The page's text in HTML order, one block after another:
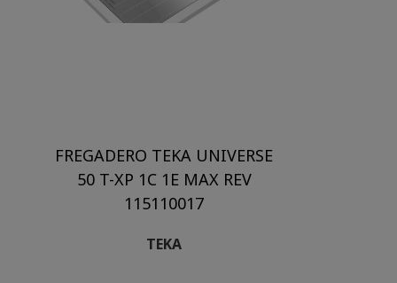
FREGADERO TEKA UNIVERSE
50 T-XP 1C 1E MAX REV
115110017
TEKA